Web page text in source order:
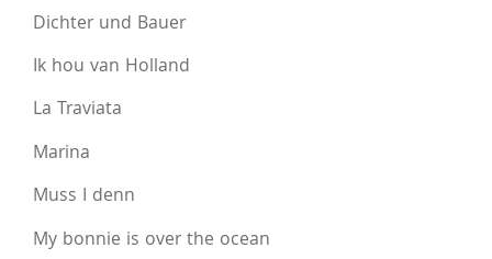
Dichter und Bauer
Ik hou van Holland
La Traviata
Marina
Muss I denn
My bonnie is over the ocean